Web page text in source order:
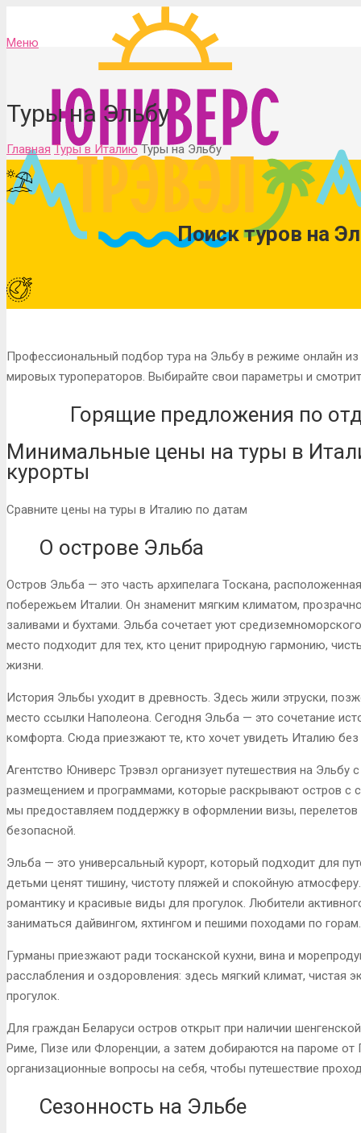
Меню
Туры на Эльбу
Главная Туры в Италию Туры на Эльбу
Поиск туров на
Профессиональный подбор тура на Эльбу в режиме онлайн
мировых туроператоров. Выбирайте свои параметры и
Горящие предложения по
Минимальные цены на туры в
курорты
Сравните цены на туры в Италию по датам
О острове Эльба
Остров Эльба — это часть архипелага Тоскана,
побережьем Италии. Он знаменит мягким климатом,
заливами и бухтами. Эльба сочетает уют
место подходит для тех, кто ценит природную гармонию,
жизни.
История Эльбы уходит в древность. Здесь жили этруски,
место ссылки Наполеона. Сегодня Эльба — это сочетание
комфорта. Сюда приезжают те, кто хочет увидеть Италию без
Агентство Юниверс Трэвэл организует путешествия на
размещением и программами, которые раскрывают остров с
мы предоставляем поддержку в оформлении визы,
безопасной.
Эльба — это универсальный курорт, который подходит для
детьми ценят тишину, чистоту пляжей и спокойную
романтику и красивые виды для прогулок. Любители
заниматься дайвингом, яхтингом и пешими походами по горам.
Гурманы приезжают ради тосканской кухни, вина и
расслабления и оздоровления: здесь мягкий климат, чистая
прогулок.
Для граждан Беларуси остров открыт при наличии
Риме, Пизе или Флоренции, а затем добираются на пароме
организационные вопросы на себя, чтобы путешествие
Сезонность на Эльбе